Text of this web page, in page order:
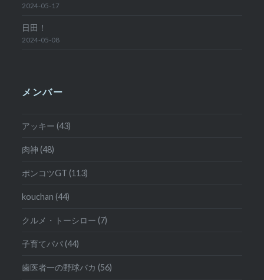
2024-05-17
日田！
2024-05-08
メンバー
アッキー (43)
肉神 (48)
ポンコツGT (113)
kouchan (44)
クルメ・トーシロー (7)
子育てパパ (44)
歯医者一の野球バカ (56)